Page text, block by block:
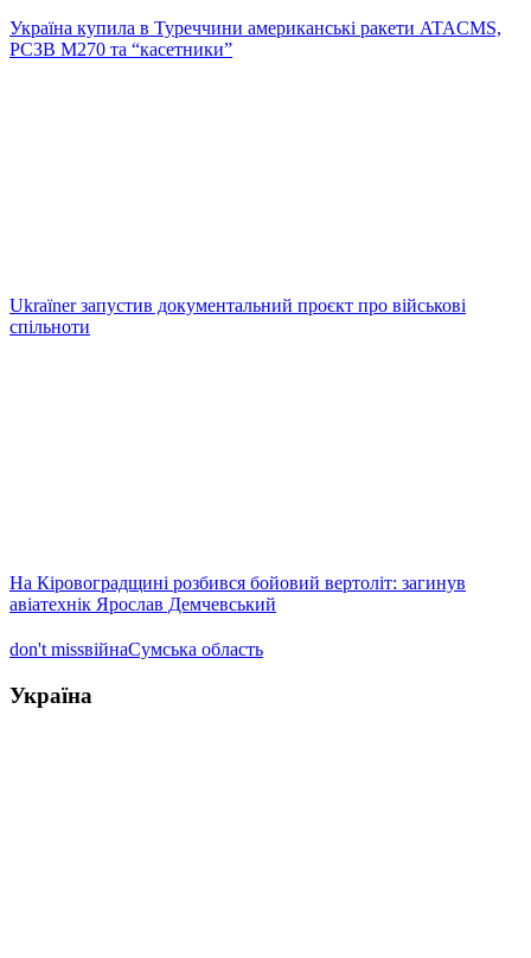
Україна купила в Туреччини американські ракети ATACMS,
РСЗВ M270 та “касетники”
Ukraїner запустив документальний проєкт про військові
спільноти
На Кіровоградщині розбився бойовий вертоліт: загинув
авіатехнік Ярослав Демчевський
don't missвійнаСумська область
Україна